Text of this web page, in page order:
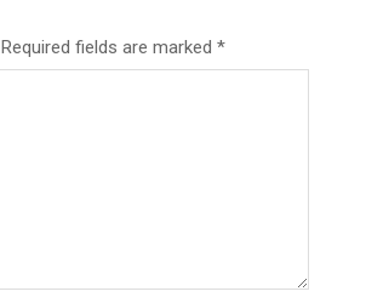
Required fields are marked *